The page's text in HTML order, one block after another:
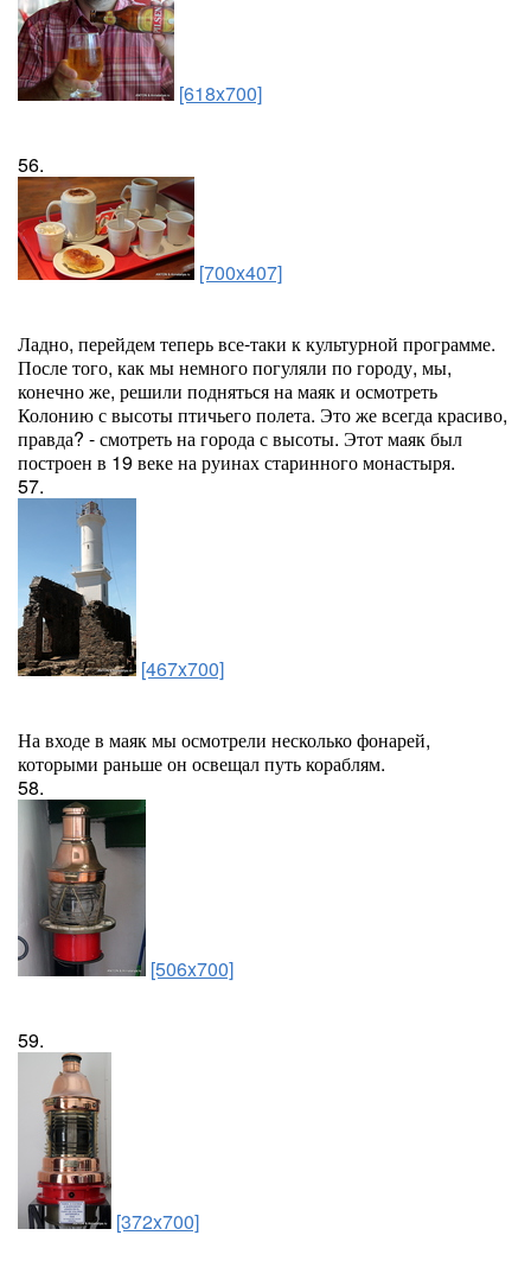
[618x700]
56.
[700x407]
Ладно, перейдем теперь все-таки к культурной программе.
После того, как мы немного погуляли по городу, мы,
конечно же, решили подняться на маяк и осмотреть
Колонию с высоты птичьего полета. Это же всегда красиво,
правда? - смотреть на города с высоты. Этот маяк был
построен в 19 веке на руинах старинного монастыря.
57.
[467x700]
На входе в маяк мы осмотрели несколько фонарей,
которыми раньше он освещал путь кораблям.
58.
[506x700]
59.
[372x700]